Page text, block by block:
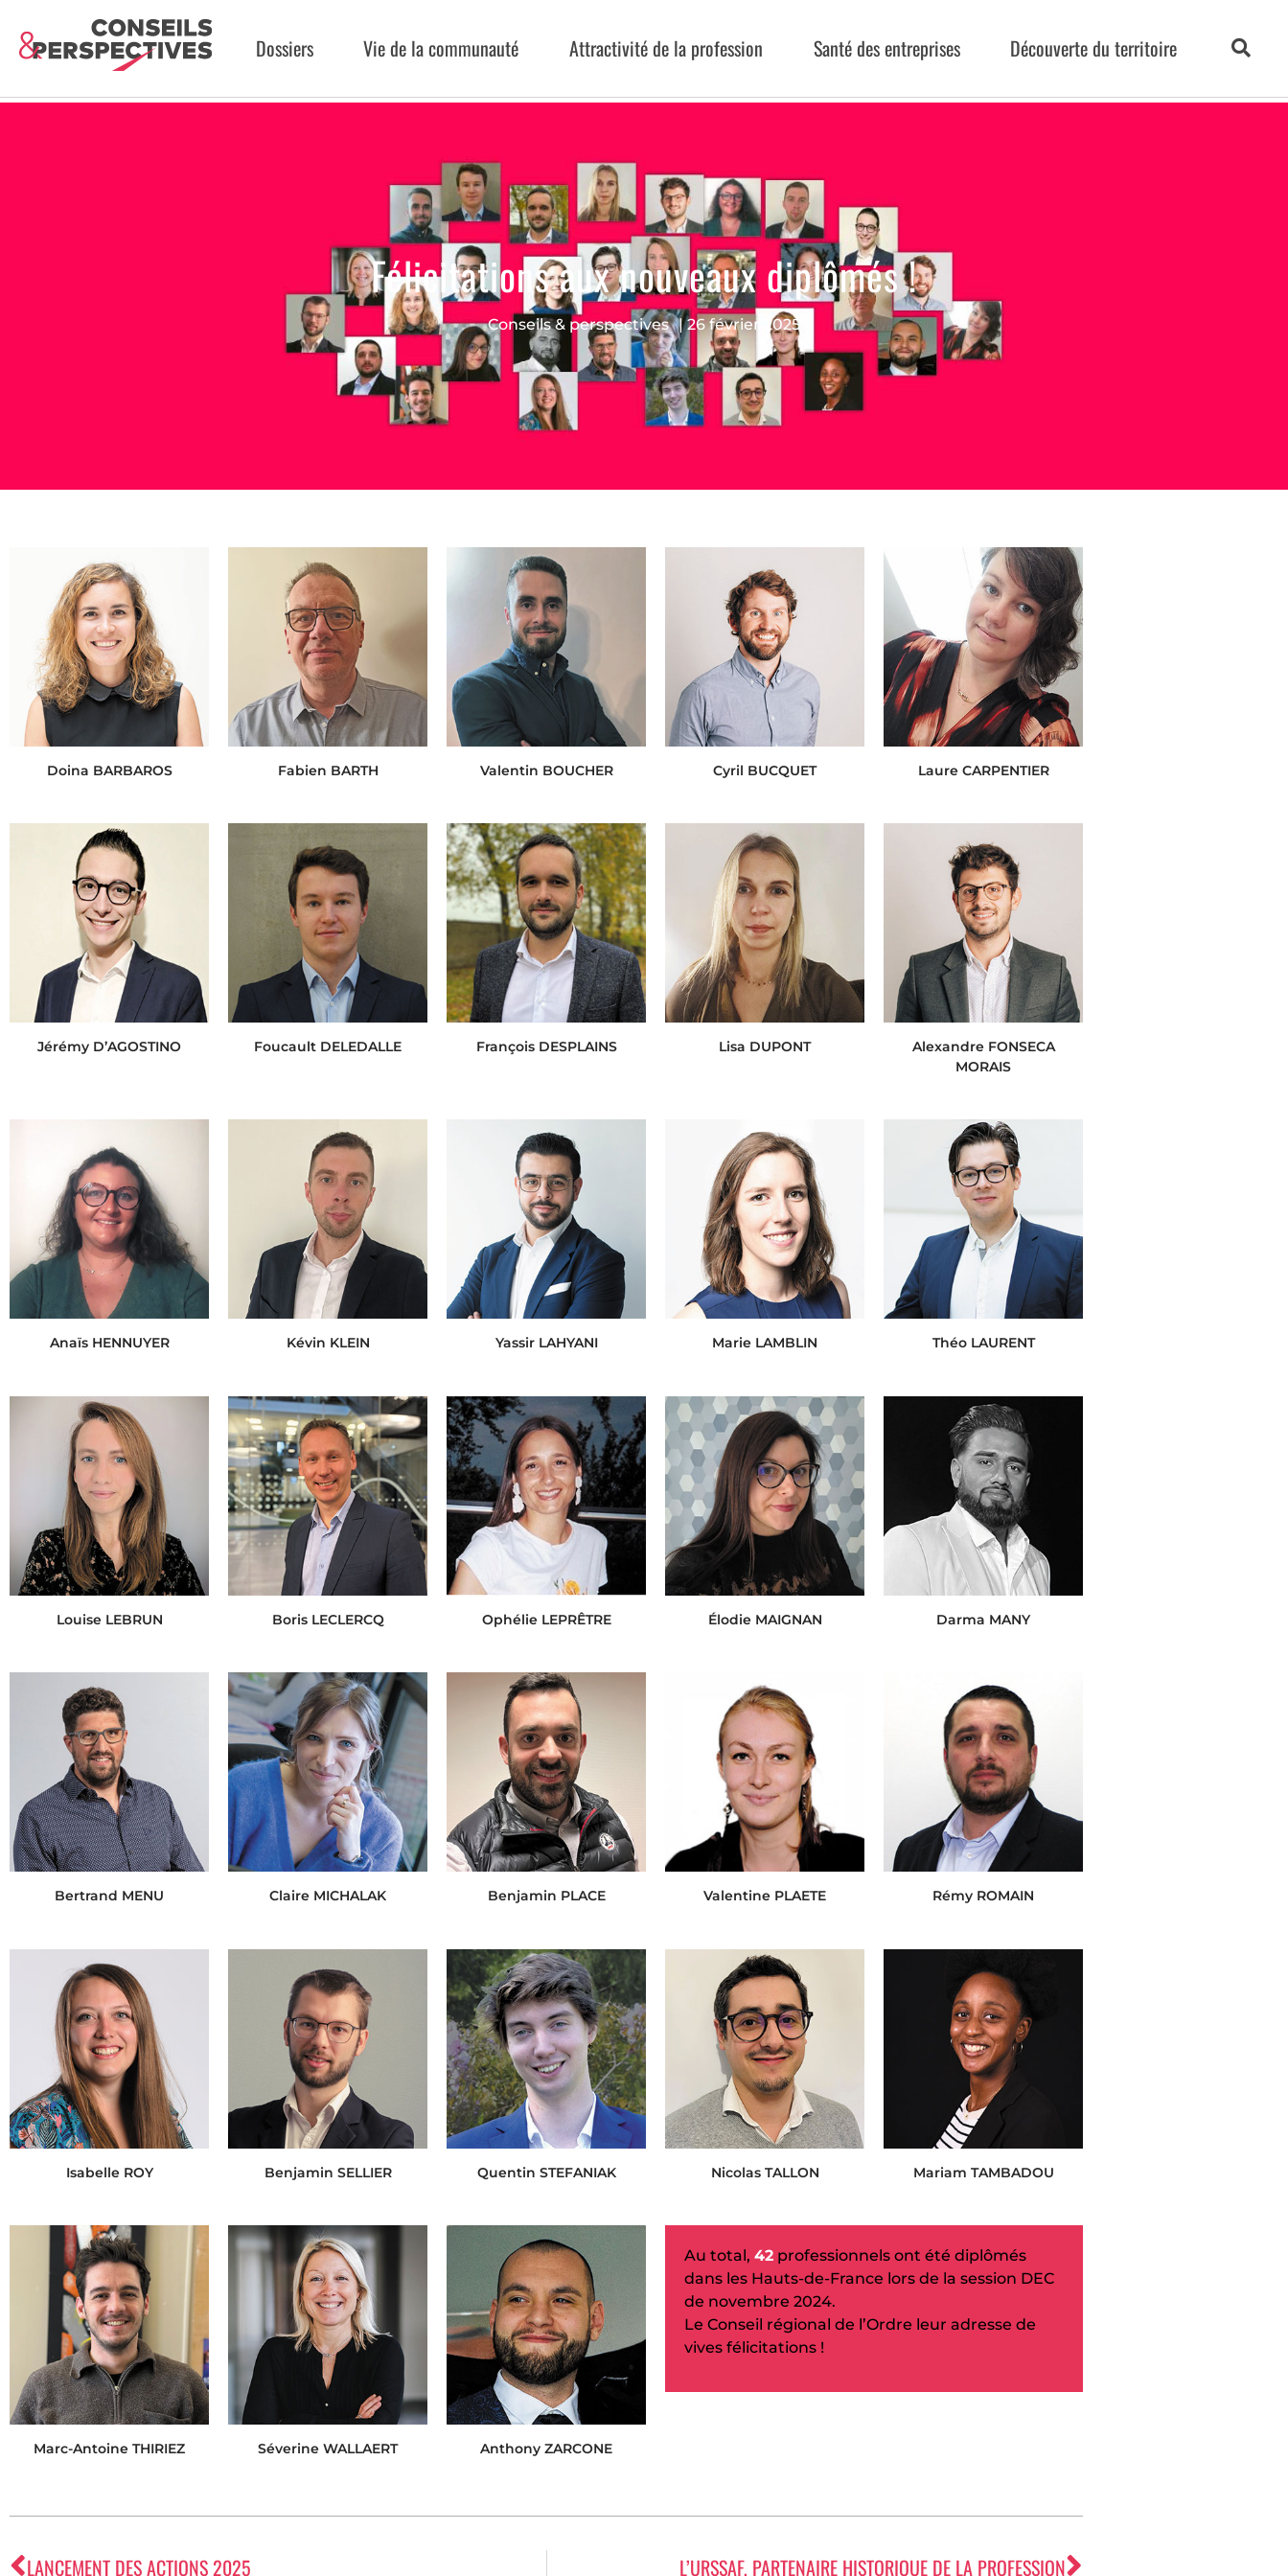
Dossiers Vie de la communauté Attractivité de la profession Santé des entreprises Découverte du territoire
Félicitations aux nouveaux diplômés !
Conseils & perspectives | 26 février 2025
Doina BARBAROS Fabien BARTH Valentin BOUCHER Cyril BUCQUET Laure CARPENTIER
Jérémy D’AGOSTINO Foucault DELEDALLE François DESPLAINS Lisa DUPONT
Alexandre FONSECA
MORAIS
Anaïs HENNUYER Kévin KLEIN Yassir LAHYANI Marie LAMBLIN Théo LAURENT
Louise LEBRUN Boris LECLERCQ Ophélie LEPRÊTRE Élodie MAIGNAN Darma MANY
Bertrand MENU Claire MICHALAK Benjamin PLACE Valentine PLAETE Rémy ROMAIN
Isabelle ROY Benjamin SELLIER Quentin STEFANIAK Nicolas TALLON Mariam TAMBADOU
Marc-Antoine THIRIEZ Séverine WALLAERT Anthony ZARCONE
Au total, 42 professionnels ont été diplômés
dans les Hauts-de-France lors de la session DEC
de novembre 2024.
Le Conseil régional de l’Ordre leur adresse de
vives félicitations !
LANCEMENT DES ACTIONS 2025 L’URSSAF, PARTENAIRE HISTORIQUE DE LA PROFESSION